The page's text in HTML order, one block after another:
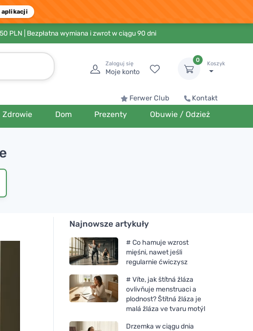
aplikacji
PLN | Bezpłatna wymiana i zwrot w ciągu 90 dni
Zaloguj się
Moje konto
0
Koszyk
Ferwer Club Kontakt
Zdrowie Dom Prezenty Obuwie / Odzież
Najnowsze artykuły
# Co hamuje wzrost
mięśni, nawet jeśli
regularnie ćwiczysz
# Víte, jak štítná žláza
ovlivňuje menstruaci a
plodnost? Štítná žláza je
malá žláza ve tvaru motýl
Drzemka w ciągu dnia